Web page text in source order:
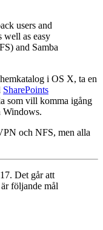
users and
well as easy
and Samba
i OS X, ta en
SharePoints
som vill komma igång
Windows.
och NFS, men alla
Det går att
följande mål